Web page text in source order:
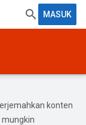
MASUK
konten
mungkin